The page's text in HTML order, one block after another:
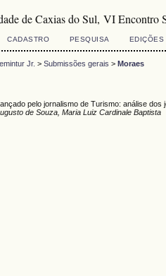
de Caxias do Sul, VI Encontro
CADASTRO PESQUISA EDIÇÕES
Jr. > Submissões gerais > Moraes
pelo jornalismo de Turismo: análise dos
de Souza, Maria Luiz Cardinale Baptista